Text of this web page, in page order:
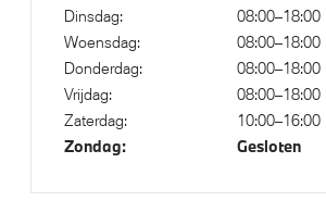
Dinsdag:
08:00–18:00
Woensdag:
08:00–18:00
Donderdag:
08:00–18:00
Vrijdag:
08:00–18:00
Zaterdag:
10:00–16:00
Zondag: Gesloten